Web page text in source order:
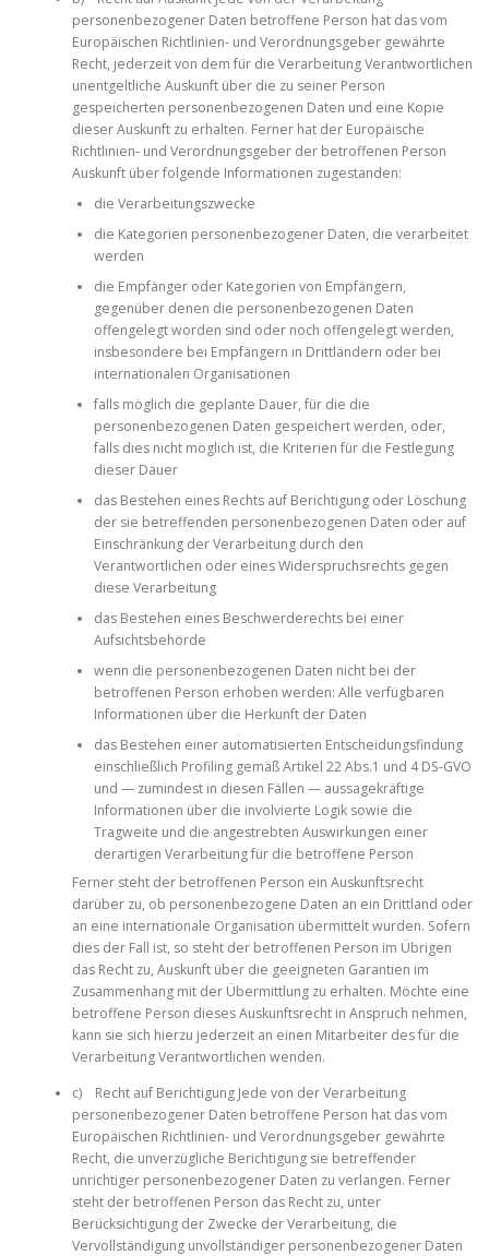
personenbezogener Daten betroffene Person hat das vom
Europäischen Richtlinien- und Verordnungsgeber gewährte
Recht, jederzeit von dem für die Verarbeitung Verantwortlichen
unentgeltliche Auskunft über die zu seiner Person
gespeicherten personenbezogenen Daten und eine Kopie
dieser Auskunft zu erhalten. Ferner hat der Europäische
Richtlinien- und Verordnungsgeber der betroffenen Person
Auskunft über folgende Informationen zugestanden:
die Verarbeitungszwecke
die Kategorien personenbezogener Daten, die verarbeitet
werden
die Empfänger oder Kategorien von Empfängern,
gegenüber denen die personenbezogenen Daten
offengelegt worden sind oder noch offengelegt werden,
insbesondere bei Empfängern in Drittländern oder bei
internationalen Organisationen
falls möglich die geplante Dauer, für die die
personenbezogenen Daten gespeichert werden, oder,
falls dies nicht möglich ist, die Kriterien für die Festlegung
dieser Dauer
das Bestehen eines Rechts auf Berichtigung oder Löschung
der sie betreffenden personenbezogenen Daten oder auf
Einschränkung der Verarbeitung durch den
Verantwortlichen oder eines Widerspruchsrechts gegen
diese Verarbeitung
das Bestehen eines Beschwerderechts bei einer
Aufsichtsbehörde
wenn die personenbezogenen Daten nicht bei der
betroffenen Person erhoben werden: Alle verfügbaren
Informationen über die Herkunft der Daten
das Bestehen einer automatisierten Entscheidungsfindung
einschließlich Profiling gemäß Artikel 22 Abs.1 und 4 DS-GVO
und — zumindest in diesen Fällen — aussagekräftige
Informationen über die involvierte Logik sowie die
Tragweite und die angestrebten Auswirkungen einer
derartigen Verarbeitung für die betroffene Person
Ferner steht der betroffenen Person ein Auskunftsrecht
darüber zu, ob personenbezogene Daten an ein Drittland oder
an eine internationale Organisation übermittelt wurden. Sofern
dies der Fall ist, so steht der betroffenen Person im Übrigen
das Recht zu, Auskunft über die geeigneten Garantien im
Zusammenhang mit der Übermittlung zu erhalten. Möchte eine
betroffene Person dieses Auskunftsrecht in Anspruch nehmen,
kann sie sich hierzu jederzeit an einen Mitarbeiter des für die
Verarbeitung Verantwortlichen wenden.
c) Recht auf Berichtigung Jede von der Verarbeitung
personenbezogener Daten betroffene Person hat das vom
Europäischen Richtlinien- und Verordnungsgeber gewährte
Recht, die unverzügliche Berichtigung sie betreffender
unrichtiger personenbezogener Daten zu verlangen. Ferner
steht der betroffenen Person das Recht zu, unter
Berücksichtigung der Zwecke der Verarbeitung, die
Vervollständigung unvollständiger personenbezogener Daten